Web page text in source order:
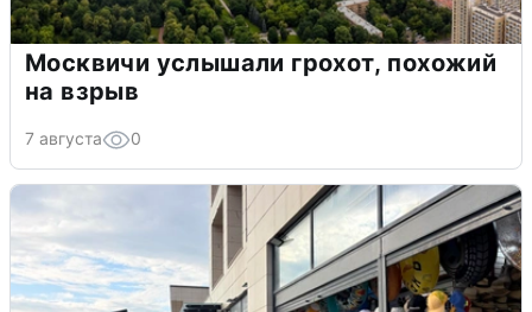
Москвичи услышали грохот, похожий
на взрыв
7 августа 0